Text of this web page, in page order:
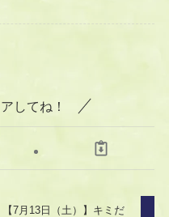
してね！
【7月13日（土）】キミだ